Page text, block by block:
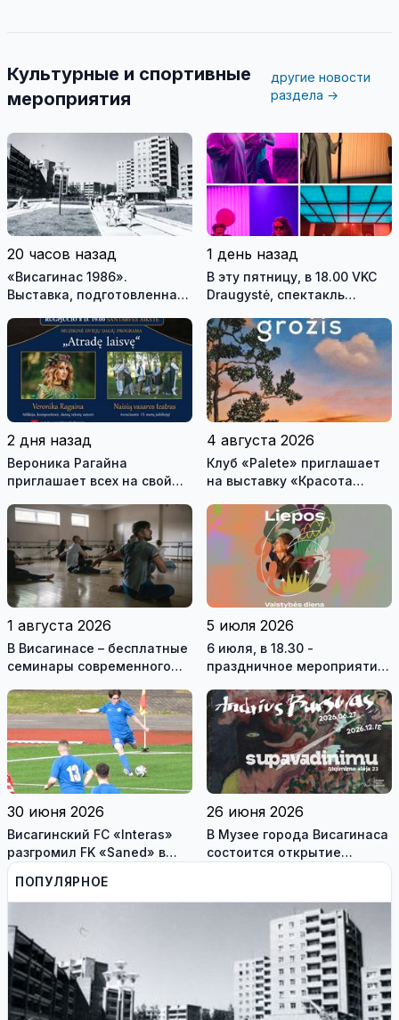
Культурные и спортивные
мероприятия
другие новости
раздела →
20 часов назад
«Висагинас 1986».
Выставка, подготовленная
возвращает посетителей
на 40 лет назад
1 день назад
В эту пятницу, в 18.00 VKC
Draugystė, спектакль
театра - Михаил Дурненков
«Дива» реж. Тадас
Монтримас
2 дня назад
Вероника Рагайна
приглашает всех на свой
состоится в субботу на
главной сцене городского
праздника
4 августа 2026
Клуб «Palete» приглашает
на выставку «Красота
1 августа 2026
В Висагинасе – бесплатные
семинары современного
Овчинниковым
5 июля 2026
6 июля, в 18.30 -
праздничное мероприятие
30 июня 2026
Висагинский FC «Interas»
разгромил FK «Saned» в
Йонишкисе - 4:0
26 июня 2026
В Музее города Висагинаса
состоится открытие
Бурсоваса «su pavadinimu»
ПОПУЛЯРНОЕ